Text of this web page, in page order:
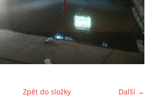
Marek Petruželka
Studýnka 131
Hronov
+420 731561027
Další →
Zpět do složky